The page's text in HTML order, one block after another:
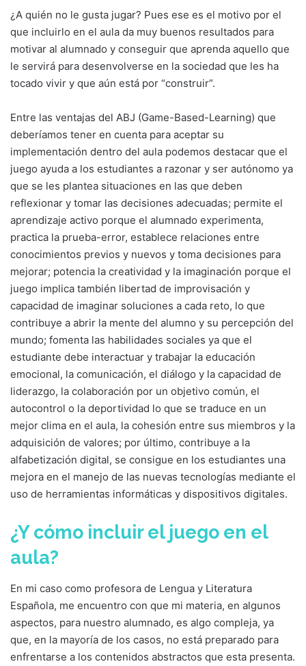
¿A quién no le gusta jugar? Pues ese es el motivo por el
que incluirlo en el aula da muy buenos resultados para
motivar al alumnado y conseguir que aprenda aquello que
le servirá para desenvolverse en la sociedad que les ha
tocado vivir y que aún está por “construir”.
Entre las ventajas del ABJ (Game-Based-Learning) que
deberíamos tener en cuenta para aceptar su
implementación dentro del aula podemos destacar que el
juego ayuda a los estudiantes a razonar y ser autónomo ya
que se les plantea situaciones en las que deben
reflexionar y tomar las decisiones adecuadas; permite el
aprendizaje activo porque el alumnado experimenta,
practica la prueba-error, establece relaciones entre
conocimientos previos y nuevos y toma decisiones para
mejorar; potencia la creatividad y la imaginación porque el
juego implica también libertad de improvisación y
capacidad de imaginar soluciones a cada reto, lo que
contribuye a abrir la mente del alumno y su percepción del
mundo; fomenta las habilidades sociales ya que el
estudiante debe interactuar y trabajar la educación
emocional, la comunicación, el diálogo y la capacidad de
liderazgo, la colaboración por un objetivo común, el
autocontrol o la deportividad lo que se traduce en un
mejor clima en el aula, la cohesión entre sus miembros y la
adquisición de valores; por último, contribuye a la
alfabetización digital, se consigue en los estudiantes una
mejora en el manejo de las nuevas tecnologías mediante el
uso de herramientas informáticas y dispositivos digitales.
¿Y cómo incluir el juego en el
aula?
En mi caso como profesora de Lengua y Literatura
Española, me encuentro con que mi materia, en algunos
aspectos, para nuestro alumnado, es algo compleja, ya
que, en la mayoría de los casos, no está preparado para
enfrentarse a los contenidos abstractos que esta presenta.